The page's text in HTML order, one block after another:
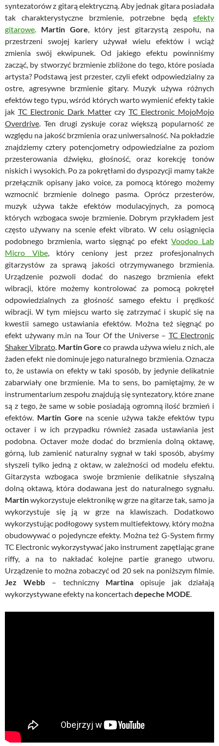
syntezatorów z gitarą elektryczną. Aby jednak gitara posiadała
tak charakterystyczne brzmienie, potrzebne będą efekty
gitarowe
Martin Gore , który jest gitarzystą zespołu, na
przestrzeni swojej kariery używał wielu efektów i wciąż
zmienia swój ekwipunek. Od jakiego efektu powinniśmy
zacząć, by stworzyć brzmienie zbliżone do tego, które posiada
artysta? Podstawą jest przester, czyli efekt odpowiedzialny za
ostre, agresywne brzmienie gitary. Muzyk używa różnych
efektów tego typu, wśród których warto wymienić efekty takie
jak TC Electronic Dark Matterczy TC Electronic MojoMojo
Overdrive . Ten drugi zyskuje coraz większą popularność ze
względu na jakość brzmienia oraz uniwersalność. Na pokładzie
znajdziemy cztery potencjometry odpowiedzialne za poziom
przesterowania dźwięku, głośność, oraz korekcję tonów
niskich i wysokich. Po za pokrętłami do dyspozycji mamy także
przełącznik opisany jako voice, za pomocą którego możemy
wzmocnić brzmienie dolnego pasma. Oprócz przesterów,
muzyk używa także efektów modulacyjnych, za pomocą
których wzbogaca swoje brzmienie. Dobrym przykładem jest
często używany na scenie efekt vibrato. W celu osiągnięcia
podobnego brzmienia, warto sięgnąć po efektVoodoo Lab
Micro Vibe, który ceniony jest przez profesjonalnych
gitarzystów za sprawą jakości otrzymywanego brzmienia.
Urządzenie pozwoli dodać do naszego brzmienia efekt
wibracji, które możemy kontrolować za pomocą pokręteł
odpowiedzialnych za głośność samego efektu i prędkość
wibracji. W tym miejscu warto się zatrzymać i skupić się na
kwestii samego ustawiania efektów. Można też sięgnąć po
efekt używany m.in na Tour Of the Universe – TC Electronic
Shaker Vibrato Martin Gore co prawda używa wielu z nich, ale
żaden efekt nie dominuje jego naturalnego brzmienia. Oznacza
to, że ustawia on efekty w taki sposób, by jedynie delikatnie
zabarwiały one brzmienie. Ma to sens, bo pamiętajmy, że w
instrumentarium zespołu znajdują się syntezatory, które znane
są z tego, że same w sobie posiadają ogromną ilość brzmień i
efektów. Martin Gore na scenie używa także efektów typu
octaver i w ich przypadku również zasada ustawiania jest
podobna. Octaver może dodać do brzmienia dolną oktawę,
górną, lub zamienić naturalny sygnał w taki sposób, abyśmy
słyszeli tylko jedną z oktaw, w zależności od modelu efektu.
Gitarzysta wzbogaca swoje brzmienie delikatnie słyszalną
dolną oktawą, która dodawana jest do naturalnego sygnału.
Martinwykorzystuje elektronikę w grze na gitarze tak, samo ja
wykorzystuje się ją w grze na klawiszach. Dodatkowo
wykorzystując podłogowy system multiefektowy, który można
obudowywać o pojedyncze efekty. Można też G-System firmy
TC Electronic wykorzystywać jako instrument zapętlając grane
riffy, a na to nakładać kolejne partie granego utworu.
Urządzenie to można zobaczyć od 20 sek na poniższym filmie.
Jez Webb– techniczny Martina opisuje jak działają
wykorzystywane efekty na koncertach depeche MODE